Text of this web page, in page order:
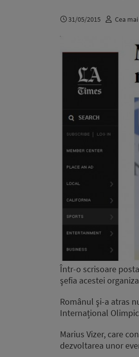
31/05/2015 Cea
Într-o scrisoare
şefia acestei
Românul şi-a atras
Internațional
Marius Vizer, care
dezvoltarea unor